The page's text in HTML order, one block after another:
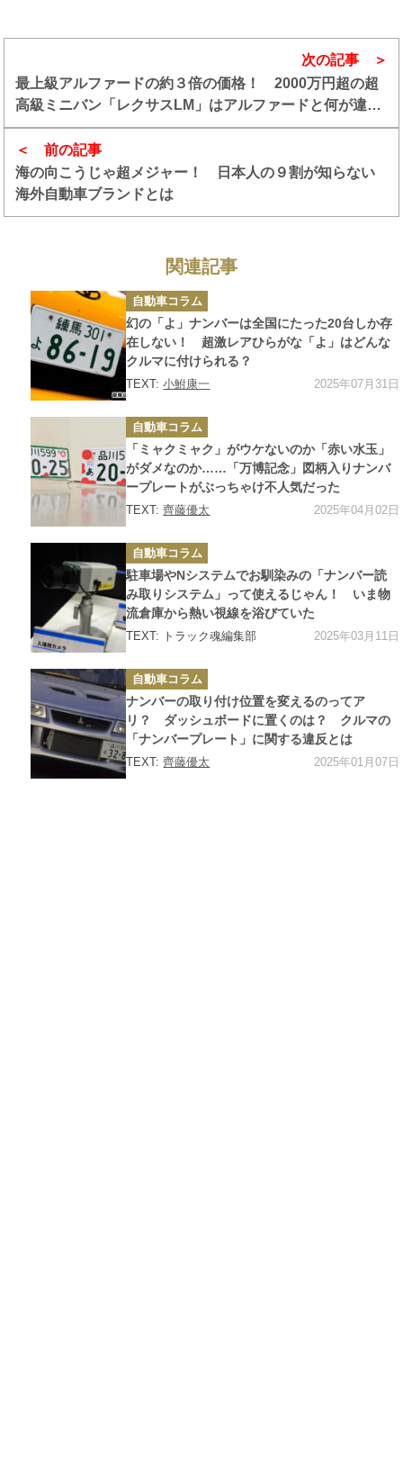
前の記事
海の向こうじゃ超メジャー！ 日本人の９割が知らない
海外自動車ブランドとは
次の記事
最上級アルファードの約３倍の価格！ 2000万円超の超
高級ミニバン「レクサスLM」はアルファードと何が違
う？
関連記事
カ
テ
ゴ
リ
ー
自動車コラム
幻の「よ」ナンバーは全国にたった20台しか存
在しない！ 超激レアひらがな「よ」はどんな
クルマに付けられる？
TEXT:小鮒康一 2025年07月31日
カ
テ
ゴ
リ
ー
自動車コラム
「ミャクミャク」がウケないのか「赤い水玉」
がダメなのか……「万博記念」図柄入りナンバ
ープレートがぶっちゃけ不人気だった
TEXT:齊藤優太 2025年04月02日
カ
テ
ゴ
リ
ー
自動車コラム
駐車場やNシステムでお馴染みの「ナンバー読
み取りシステム」って使えるじゃん！ いま物
流倉庫から熱い視線を浴びていた
TEXT: トラック魂編集部 2025年03月11日
カ
テ
ゴ
リ
ー
自動車コラム
ナンバーの取り付け位置を変えるのってア
リ？ ダッシュボードに置くのは？ クルマの
「ナンバープレート」に関する違反とは
TEXT:齊藤優太 2025年01月07日